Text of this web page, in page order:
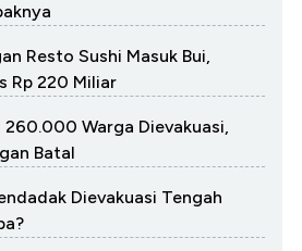
Resto Sushi Masuk Bui,
Rp 220 Miliar
Warga Dievakuasi,
Batal
Dievakuasi Tengah